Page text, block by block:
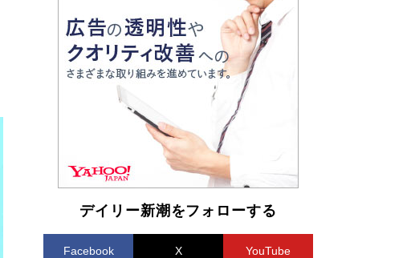
デイリー新潮をフォローする
Facebook X YouTube